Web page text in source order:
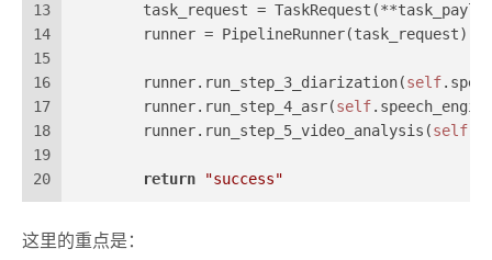
13
14
15
16
17
18
19
20
task_request =
        runner = PipelineRunner(task_request)
        runner.run_step_3_diarization(
self
        runner.run_step_4_asr(
self
        runner.run_step_5_video_analysis(
self
return "success"
这里的重点是：